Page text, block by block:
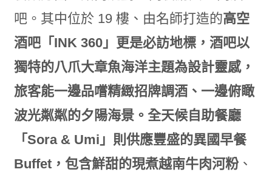
吧。其中位於 19 樓、由名師打造的高空
酒吧「 INK 360」更是必訪地標，酒吧以
獨特的八爪大章魚海洋主題為設計靈感，
旅客能一邊品嚐精緻招牌調酒、一邊俯瞰
波光粼粼的夕陽海景。全天候自助餐廳
「Sora & Umi 」則供應豐盛的異國早餐
Buffet，包含鮮甜的現煮越南牛肉河粉、